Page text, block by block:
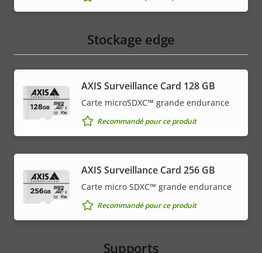
Stockage edge
AXIS Surveillance Card 128 GB
Carte microSDXC™ grande endurance
Recommandé pour ce produit
AXIS Surveillance Card 256 GB
Carte micro SDXC™ grande endurance
Recommandé pour ce produit
Supports